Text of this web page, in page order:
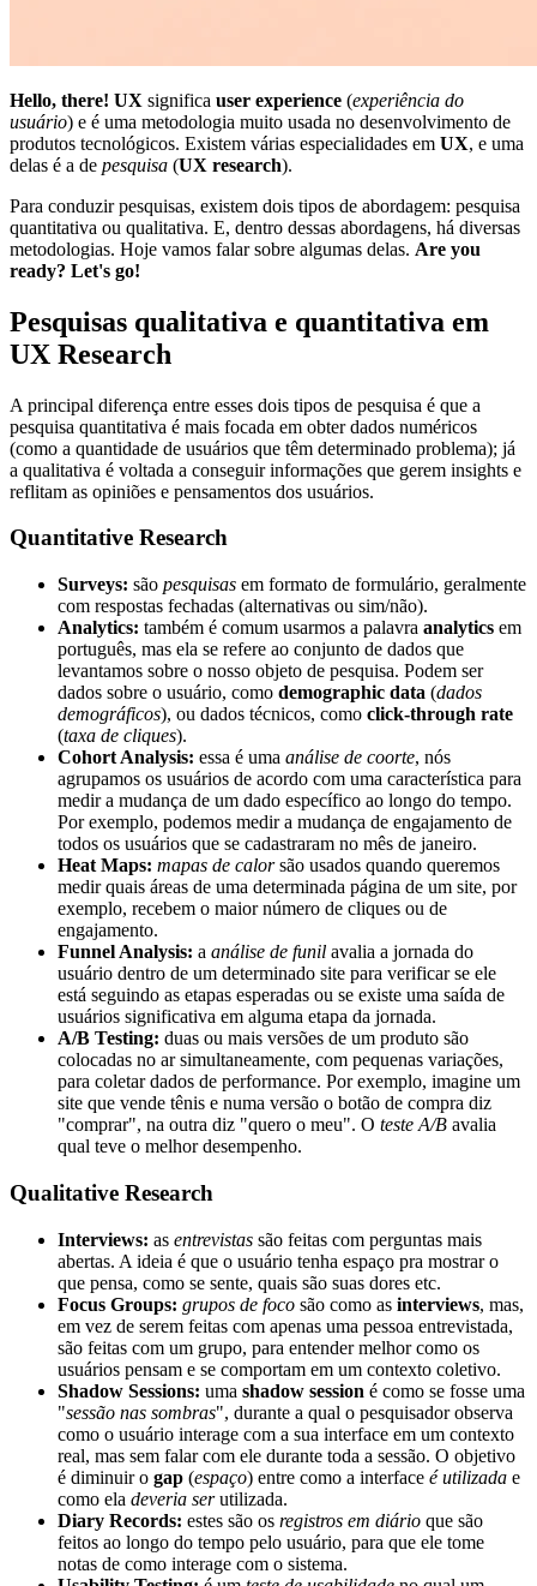
Hello, there! UX significa user experience (experiência do
usuário) e é uma metodologia muito usada no desenvolvimento de
produtos tecnológicos. Existem várias especialidades em UX, e uma
delas é a de pesquisa (UX research).
Para conduzir pesquisas, existem dois tipos de abordagem: pesquisa
quantitativa ou qualitativa. E, dentro dessas abordagens, há diversas
metodologias. Hoje vamos falar sobre algumas delas. Are you
ready? Let's go!
Pesquisas qualitativa e quantitativa em
UX Research
A principal diferença entre esses dois tipos de pesquisa é que a
pesquisa quantitativa é mais focada em obter dados numéricos
(como a quantidade de usuários que têm determinado problema); já
a qualitativa é voltada a conseguir informações que gerem insights e
reflitam as opiniões e pensamentos dos usuários.
Quantitative Research
Surveys: são pesquisas em formato de formulário, geralmente
com respostas fechadas (alternativas ou sim/não).
Analytics: também é comum usarmos a palavra analytics em
português, mas ela se refere ao conjunto de dados que
levantamos sobre o nosso objeto de pesquisa. Podem ser
dados sobre o usuário, como demographic data (dados
demográficos), ou dados técnicos, como click-through rate
(taxa de cliques).
Cohort Analysis: essa é uma análise de coorte, nós
agrupamos os usuários de acordo com uma característica para
medir a mudança de um dado específico ao longo do tempo.
Por exemplo, podemos medir a mudança de engajamento de
todos os usuários que se cadastraram no mês de janeiro.
Heat Maps: mapas de calorsão usados quando queremos
medir quais áreas de uma determinada página de um site, por
exemplo, recebem o maior número de cliques ou de
engajamento.
Funnel Analysis: a análise de funil avalia a jornada do
usuário dentro de um determinado site para verificar se ele
está seguindo as etapas esperadas ou se existe uma saída de
usuários significativa em alguma etapa da jornada.
A/B Testing: duas ou mais versões de um produto são
colocadas no ar simultaneamente, com pequenas variações,
para coletar dados de performance. Por exemplo, imagine um
site que vende tênis e numa versão o botão de compra diz
"comprar", na outra diz "quero o meu". O teste A/B avalia
qual teve o melhor desempenho.
Qualitative Research
Interviews: as entrevistas são feitas com perguntas mais
abertas. A ideia é que o usuário tenha espaço pra mostrar o
que pensa, como se sente, quais são suas dores etc.
Focus Groups: grupos de foco são como as interviews, mas,
em vez de serem feitas com apenas uma pessoa entrevistada,
são feitas com um grupo, para entender melhor como os
usuários pensam e se comportam em um contexto coletivo.
Shadow Sessions: uma shadow session é como se fosse uma
"sessão nas sombras", durante a qual o pesquisador observa
como o usuário interage com a sua interface em um contexto
real, mas sem falar com ele durante toda a sessão. O objetivo
é diminuir o gap (espaço) entre como a interface é utilizada e
como ela deveria serutilizada.
Diary Records: estes são os registros em diário que são
feitos ao longo do tempo pelo usuário, para que ele tome
notas de como interage com o sistema.